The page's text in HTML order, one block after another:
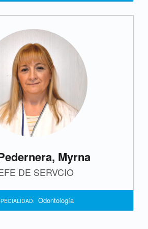
Myrna
DE SERVCIO
Odontología